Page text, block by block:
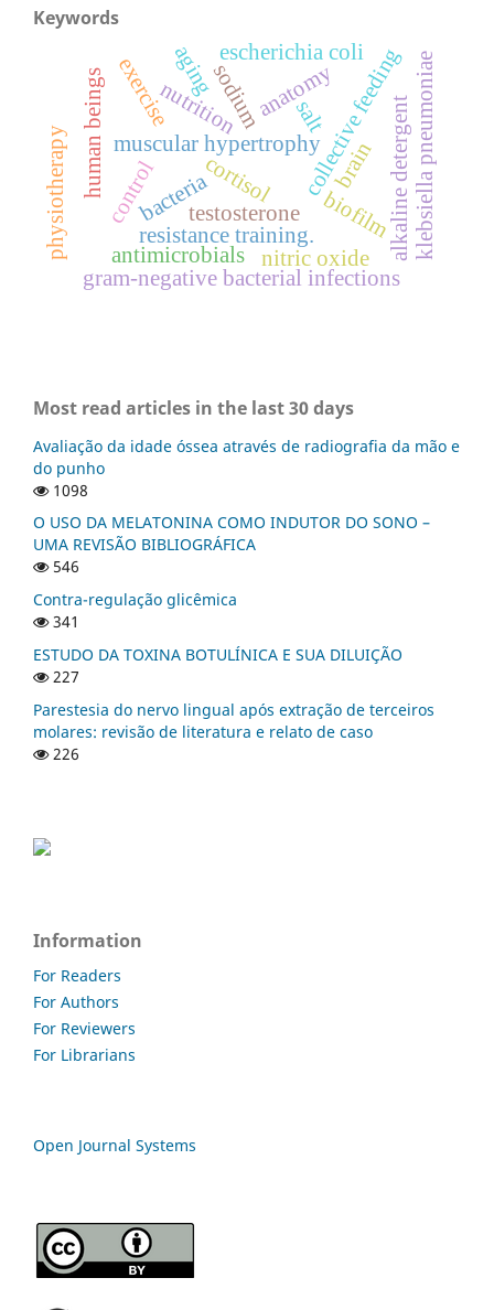
Keywords
cortisol
muscular hypertrophy
testosterone
resistance training.
collective feeding
nutrition salt
sodium
antimicrobials
gram-negative bacterial infections
klebsiella pneumoniae
alkaline detergent
biofilm
escherichia coli
bacteria
control
exercise
nitric oxide
human beings
physiotherapy
anatomy
brain
aging
Most read articles in the last 30 days
Avaliação da idade óssea através de radiografia da mão e
do punho
1098
O USO DA MELATONINA COMO INDUTOR DO SONO –
UMA REVISÃO BIBLIOGRÁFICA
546
Contra-regulação glicêmica
341
ESTUDO DA TOXINA BOTULÍNICA E SUA DILUIÇÃO
227
Parestesia do nervo lingual após extração de terceiros
molares: revisão de literatura e relato de caso
226
Information
For Readers
For Authors
For Reviewers
For Librarians
Open Journal Systems